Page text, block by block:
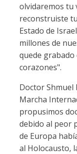
olvidaremos tu
reconstruiste
Estado de
millones de
quede
corazones".
Doctor Shmuel
Marcha
propusimos
debido al peor
de Europa
al Holocausto,